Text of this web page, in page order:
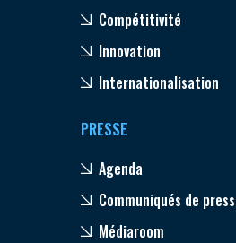
Compétitivité
Innovation
Internationalisation
PRESSE
Agenda
Communiqués de
Médiaroom